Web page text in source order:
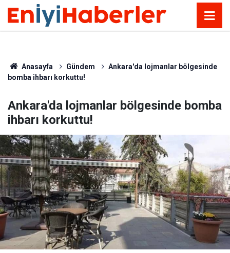
Anasayfa Gündem
Ankara'da lojmanlar bölgesinde
bomba ihbarı korkuttu!
Ankara'da lojmanlar bölgesinde bomba
ihbarı korkuttu!